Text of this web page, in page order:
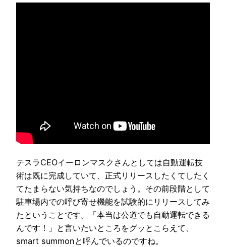
テスラCEOイーロンマスクさんとしては自動運転技
術は既に完成していて、正式リリースしたくてしたく
てたまらない気持ちなのでしょう。その前段階として
駐車場内での呼び寄せ機能を試験的にリリースしてみ
たということです。「本当は公道でも自動運転できる
んです！」と言いたいところをグッとこらえて、
smart summonと呼んでいるのですね。